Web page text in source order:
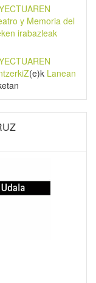
y Memoria del
irabazleak
(e)k Lanean